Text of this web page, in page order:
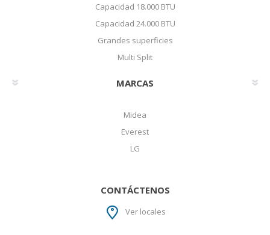
Capacidad 18.000 BTU
Capacidad 24.000 BTU
Grandes superficies
Multi Split
MARCAS
Midea
Everest
LG
CONTÁCTENOS
Ver locales